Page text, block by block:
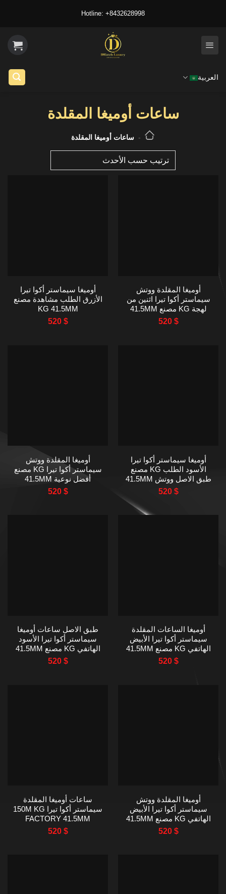
Hotline: +8432628998
العربية
ساعات أوميغا المقلدة
- ساعات أوميغا المقلدة
أوميغا المقلدة ووتش
سيماستر أكوا تيرا اثنين من
لهجة KG مصنع 41.5MM
520 $
أوميغا سيماستر أكوا تيرا
الأزرق الطلب مشاهدة مصنع
KG 41.5MM
520 $
أوميغا سيماستر أكوا تيرا
الأسود الطلب KG مصنع
طبق الاصل ووتش 41.5MM
520 $
أوميغا المقلدة ووتش
سيماستر أكوا تيرا KG مصنع
أفضل نوعية 41.5MM
520 $
أوميغا الساعات المقلدة
سيماستر أكوا تيرا الأبيض
الهاتفي KG مصنع 41.5MM
520 $
طبق الاصل ساعات أوميغا
سيماستر أكوا تيرا الأسود
الهاتفي KG مصنع 41.5MM
520 $
أوميغا المقلدة ووتش
سيماستر أكوا تيرا الأبيض
الهاتفي KG مصنع 41.5MM
520 $
ساعات أوميغا المقلدة
سيماستر أكوا تيرا 150M KG
FACTORY 41.5MM
520 $